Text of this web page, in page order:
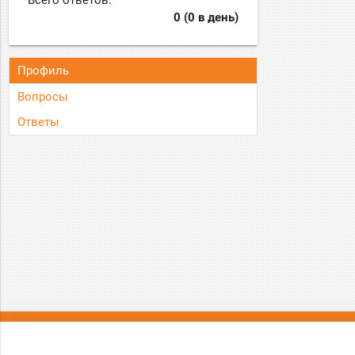
0 (0 в день)
Профиль
Вопросы
Ответы